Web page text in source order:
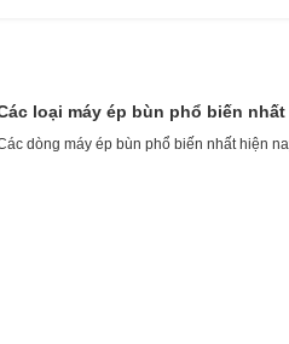
loại máy ép bùn phổ biến nhất
dòng máy ép bùn phổ biến nhất hiện